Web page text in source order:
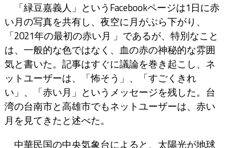
「緑豆嘉義人」というFacebookページは1日に赤
い月の写真を共有し、夜空に月がぶら下がり、
「2021年の最初の赤い月 」であるが、特別なこと
は、一般的な色ではなく、血の赤の神秘的な雰囲
気と書いた。記事はすぐに議論を巻き起こし、ネ
ットユーザーは、「怖そう」、「すごくきれ
い」、「赤い月」というメッセージを残した。台
湾の台南市と高雄市でもネットユーザーは、赤い
月を見てきたと述べた。
中華民国の中央気象台によると、太陽光が地球